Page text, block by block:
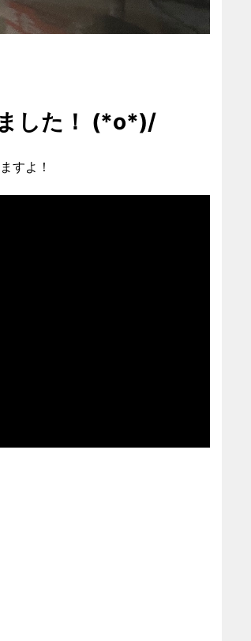
した！ (*o*)/
すよ！